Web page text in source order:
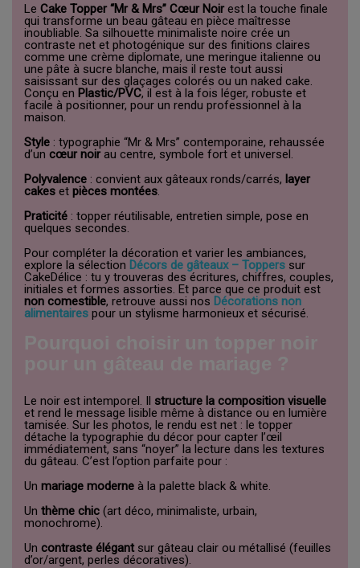
Le Cake Topper “Mr & Mrs” Cœur Noirest la touche finale
qui transforme un beau gâteau en pièce maîtresse
inoubliable. Sa silhouette minimaliste noire crée un
contraste net et photogénique sur des finitions claires
comme une crème diplomate, une meringue italienne ou
une pâte à sucre blanche, mais il reste tout aussi
saisissant sur des glaçages colorés ou un naked cake.
Conçu en Plastic/PVC, il est à la fois léger, robuste et
facile à positionner, pour un rendu professionnel à la
maison.
Style : typographie “Mr & Mrs” contemporaine, rehaussée
d’un cœur noirau centre, symbole fort et universel.
Polyvalence : convient aux gâteaux ronds/carrés, layer
cakes et pièces montées
Praticité : topper réutilisable, entretien simple, pose en
quelques secondes.
Pour compléter la décoration et varier les ambiances,
explore la sélection Décors de gâteaux – Toppers sur
CakeDélice : tu y trouveras des écritures, chiffres, couples,
initiales et formes assorties. Et parce que ce produit est
non comestible, retrouve aussi nos Décorations non
alimentaires pour un stylisme harmonieux et sécurisé.
Le noir est intemporel. Il structure la composition visuelle
et rend le message lisible même à distance ou en lumière
tamisée. Sur les photos, le rendu est net : le topper
détache la typographie du décor pour capter l’œil
immédiatement, sans “noyer” la lecture dans les textures
du gâteau. C’est l’option parfaite pour :
Un mariage moderne à la palette black & white.
Un thème chic (art déco, minimaliste, urbain,
monochrome).
Un contraste élégantsur gâteau clair ou métallisé (feuilles
d’or/argent, perles décoratives).